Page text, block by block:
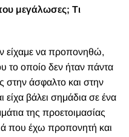
μεγάλωσες; Τι
είχαμε να προπονηθώ,
το οποίο δεν ήταν πάντα
στην άσφαλτο και στην
είχα βάλει σημάδια σε ένα
της προετοιμασίας
που έχω προπονητή και